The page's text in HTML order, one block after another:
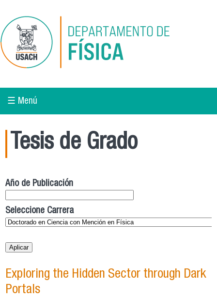
☰ Menú
Tesis de Grado
Año de Publicación
Seleccione Carrera
Exploring the Hidden Sector through Dark
Portals